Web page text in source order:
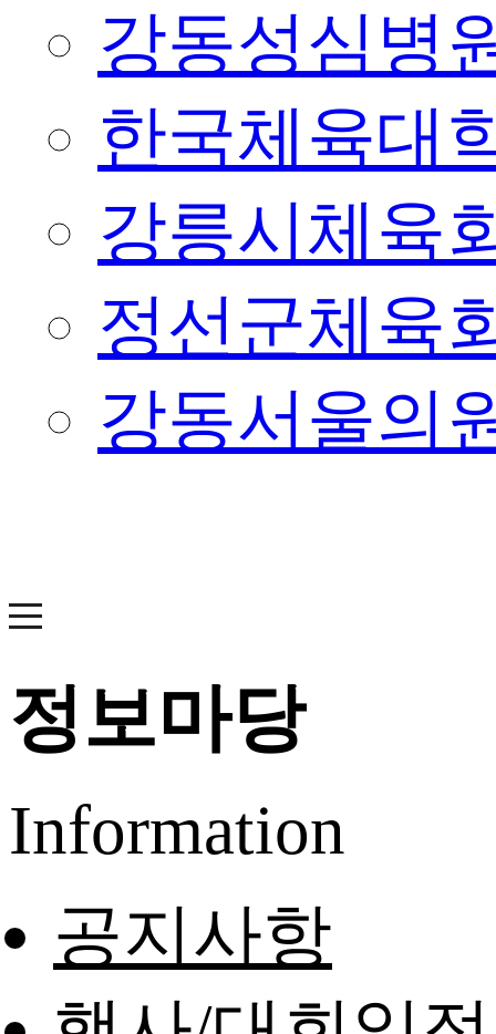
강동성심병
한국체육대
강릉시체육
정선군체육
강동서울의
정보마당
Information
공지사항